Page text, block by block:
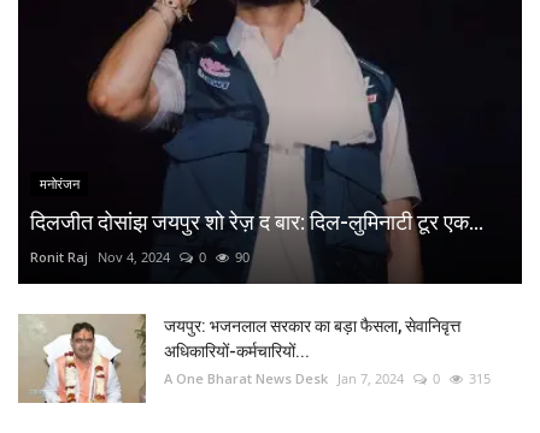
मनोरंजन
दिलजीत दोसांझ जयपुर शो रेज़ द बार: दिल-लुमिनाटी टूर एक...
Ronit Raj Nov 4, 2024 0 90
जयपुर: भजनलाल सरकार का बड़ा फैसला, सेवानिवृत्त
अधिकारियों-कर्मचारियों...
A One Bharat News Desk Jan 7, 2024 0 315